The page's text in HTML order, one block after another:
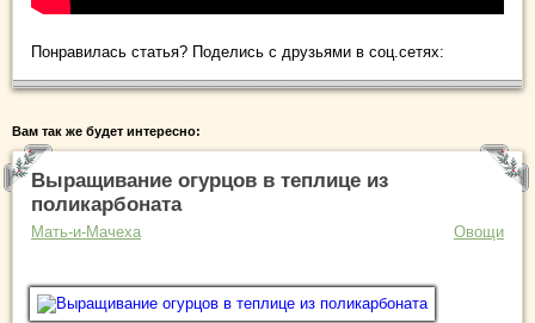
Понравилась статья? Поделись с друзьями в соц.сетях:
Вам так же будет интересно:
Выращивание огурцов в теплице из
поликарбоната
Мать-и-Мачеха Овощи